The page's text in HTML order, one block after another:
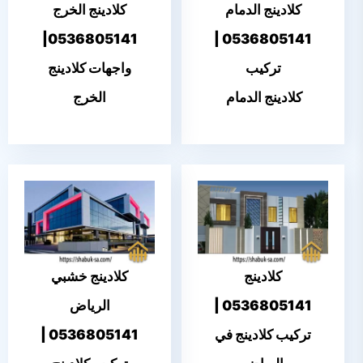
كلادينج الدمام
0536805141 |
تركيب
كلادينج الدمام
كلادينج الخرج
واجهات كلادينج
الخرج
كلادينج
0536805141 |
تركيب كلادينج في
كلادينج خشبي
الرياض
0536805141 |